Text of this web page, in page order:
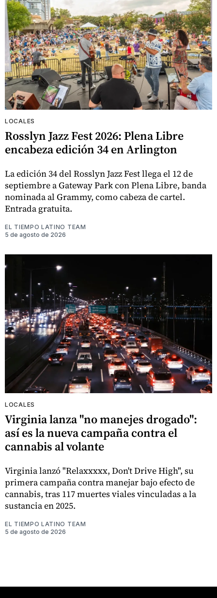
LOCALES
Rosslyn Jazz Fest 2026: Plena Libre
encabeza edición 34 en Arlington
La edición 34 del Rosslyn Jazz Fest llega el 12 de
septiembre a Gateway Park con Plena Libre, banda
nominada al Grammy, como cabeza de cartel.
Entrada gratuita.
EL TIEMPO LATINO TEAM
5 de agosto de 2026
LOCALES
Virginia lanza "no manejes drogado":
así es la nueva campaña contra el
cannabis al volante
Virginia lanzó "Relaxxxxx, Don't Drive High", su
primera campaña contra manejar bajo efecto de
cannabis, tras 117 muertes viales vinculadas a la
sustancia en 2025.
EL TIEMPO LATINO TEAM
5 de agosto de 2026